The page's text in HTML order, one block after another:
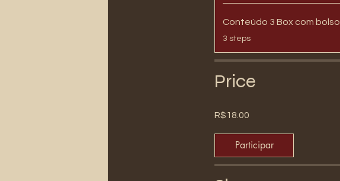
Conteúdo 3 Box com bolso
.3 steps
Price
R$18.00
Participar